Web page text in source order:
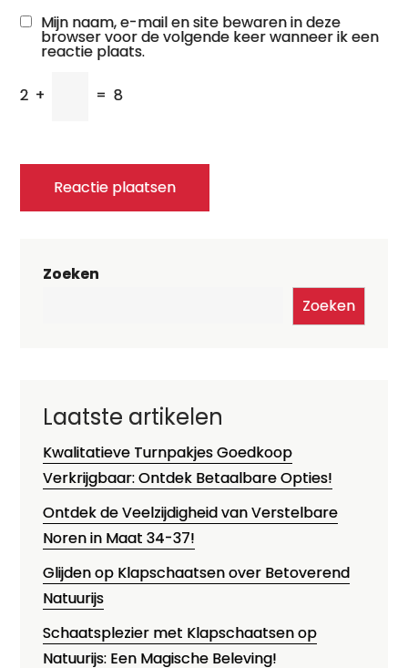
Mijn naam, e-mail en site bewaren in deze
browser voor de volgende keer wanneer ik een
reactie plaats.
2 + = 8
Zoeken
Zoeken
Laatste artikelen
Kwalitatieve Turnpakjes Goedkoop
Verkrijgbaar: Ontdek Betaalbare Opties!
Ontdek de Veelzijdigheid van Verstelbare
Noren in Maat 34-37!
Glijden op Klapschaatsen over Betoverend
Natuurijs
Schaatsplezier met Klapschaatsen op
Natuurijs: Een Magische Beleving!